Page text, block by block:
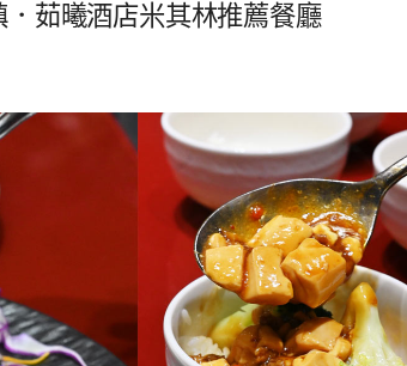
茹曦酒店米其林推薦餐廳